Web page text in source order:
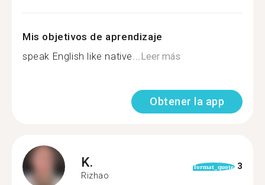
Mis objetivos de aprendizaje
speak English like native... Leer más
Obtener la app
K.
Rizhao
format_quote 3